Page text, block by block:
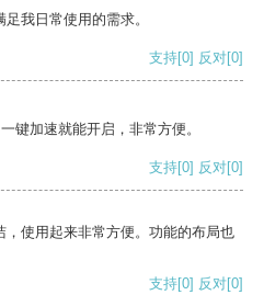
我日常使用的需求。
支持[0] 反对[0]
键加速就能开启，非常方便。
支持[0] 反对[0]
使用起来非常方便。功能的布局也
支持[0] 反对[0]